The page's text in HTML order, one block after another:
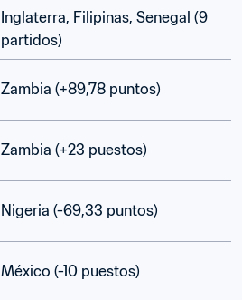
Inglaterra, Filipinas, Senegal (9
partidos)
Zambia (+89,78 puntos)
Zambia (+23 puestos)
Nigeria (-69,33 puntos)
México (-10 puestos)